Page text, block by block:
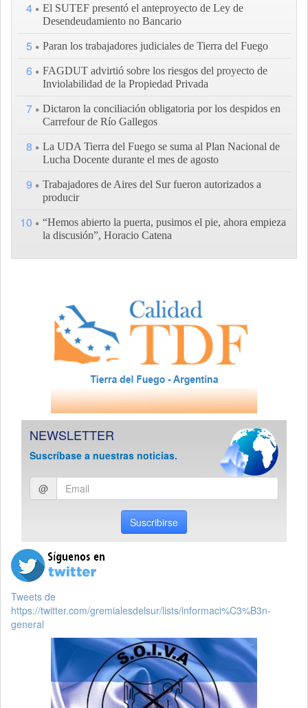
4
El SUTEF presentó el anteproyecto de Ley de
Desendeudamiento no Bancario
5 Paran los trabajadores judiciales de Tierra del Fuego
6
FAGDUT advirtió sobre los riesgos del proyecto de
Inviolabilidad de la Propiedad Privada
7
Dictaron la conciliación obligatoria por los despidos en
Carrefour de Río Gallegos
8
La UDA Tierra del Fuego se suma al Plan Nacional de
Lucha Docente durante el mes de agosto
9
Trabajadores de Aires del Sur fueron autorizados a
producir
10
“Hemos abierto la puerta, pusimos el pie, ahora empieza
la discusión”, Horacio Catena
NEWSLETTER
Suscríbase a nuestras noticias.
Ingresar
email
@
Suscribirse
Tweets de
https://twitter.com/gremialesdelsur/lists/informaci%C3%B3n-
general